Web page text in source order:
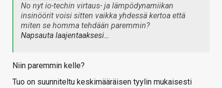
No nyt io-techin virtaus- ja lämpödynamiikan
insinöörit voisi sitten vaikka yhdessä kertoa että
miten se homma tehdään paremmin?
Napsauta laajentaaksesi…
Niin paremmin kelle?
Tuo on suunniteltu keskimääräisen tyylin mukaisesti